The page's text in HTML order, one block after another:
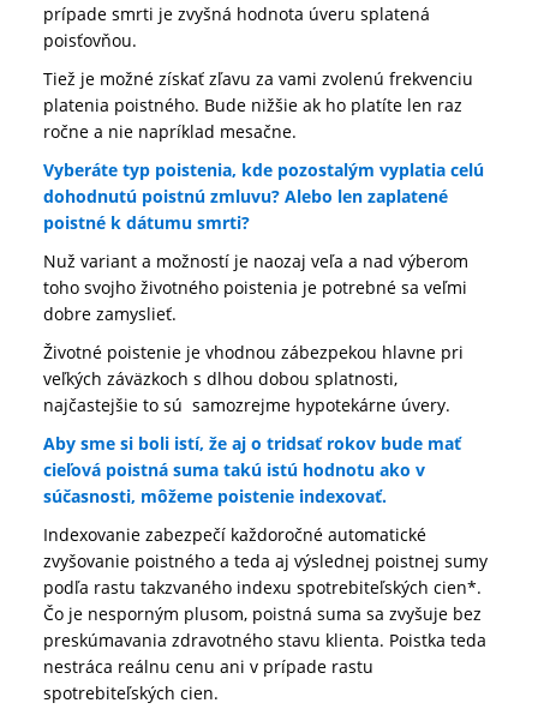
prípade smrti je zvyšná hodnota úveru splatená
poisťovňou.
Tiež je možné získať zľavu za vami zvolenú frekvenciu
platenia poistného. Bude nižšie ak ho platíte len raz
ročne a nie napríklad mesačne.
Vyberáte typ poistenia, kde pozostalým vyplatia celú
dohodnutú poistnú zmluvu? Alebo len zaplatené
poistné k dátumu smrti?
Nuž variant a možností je naozaj veľa a nad výberom
toho svojho životného poistenia je potrebné sa veľmi
dobre zamyslieť.
Životné poistenie je vhodnou zábezpekou hlavne pri
veľkých záväzkoch s dlhou dobou splatnosti,
najčastejšie to sú samozrejme hypotekárne úvery.
Aby sme si boli istí, že aj o tridsať rokov bude mať
cieľová poistná suma takú istú hodnotu ako v
súčasnosti, môžeme poistenie indexovať.
Indexovanie zabezpečí každoročné automatické
zvyšovanie poistného a teda aj výslednej poistnej sumy
podľa rastu takzvaného indexu spotrebiteľských cien*.
Čo je nesporným plusom, poistná suma sa zvyšuje bez
preskúmavania zdravotného stavu klienta. Poistka teda
nestráca reálnu cenu ani v prípade rastu
spotrebiteľských cien.